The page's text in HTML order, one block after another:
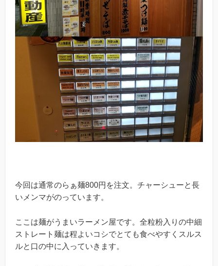
今回は通常のらぁ麺800円を注文。チャーシューと長
いメンマがのっています。
ここは麺がうまいラーメン屋です。全粒粉入りの中細
ストレート麺は程よいコシでとても食べやすくスルス
ルと口の中に入っていきます。